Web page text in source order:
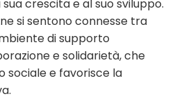
crescita e al suo sviluppo.
si sentono connesse tra
di supporto
e solidarietà, che
sociale e favorisce la